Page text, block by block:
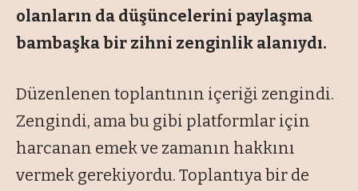
olanların da düşüncelerini paylaşma
bambaşka bir zihni zenginlik alanıydı.
Düzenlenen toplantının içeriği zengindi.
Zengindi, ama bu gibi platformlar için
harcanan emek ve zamanın hakkını
vermek gerekiyordu. Toplantıya bir de